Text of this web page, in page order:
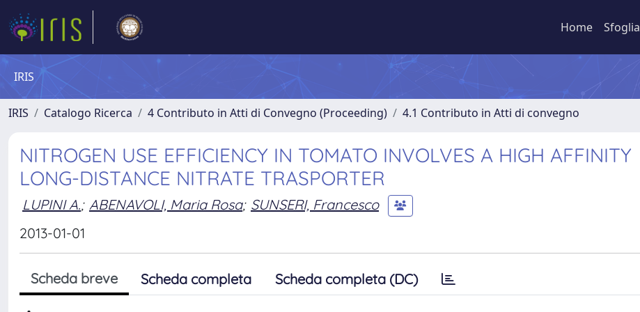
Home Sfoglia
IRIS
IRIS Catalogo Ricerca 4 Contributo in Atti di Convegno (Proceeding) 4.1 Contributo in Atti di convegno
NITROGEN USE EFFICIENCY IN TOMATO INVOLVES A HIGH AFFINITY
LONG-DISTANCE NITRATE TRASPORTER
LUPINI A.; ABENAVOLI, Maria Rosa; SUNSERI, Francesco
2013-01-01
Scheda breve Scheda completa Scheda completa (DC)